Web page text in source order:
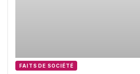
FAITS DE SOCIÉTÉ